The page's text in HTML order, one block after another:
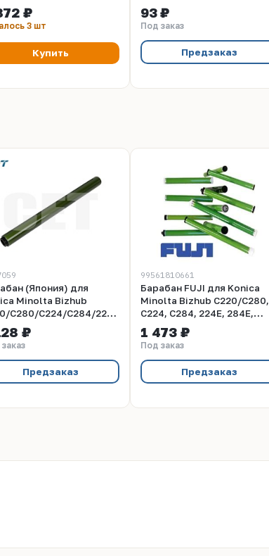
₽
3 шт
Купить
Imaging chip 70к (A0XV0TD
Drum)
93 ₽
Под заказ
Предзаказ
(Япония) для
Minolta Bizhub
C280/C224/C284/224E/284E/C224e/C284e
130000 стр.,
₽
Предзаказ
99561810661
Барабан FUJI для Konica
Minolta Bizhub C220/C280,
C224, C284, 224E, 284E,
C224e/C284e
1 473 ₽
Под заказ
Предзаказ